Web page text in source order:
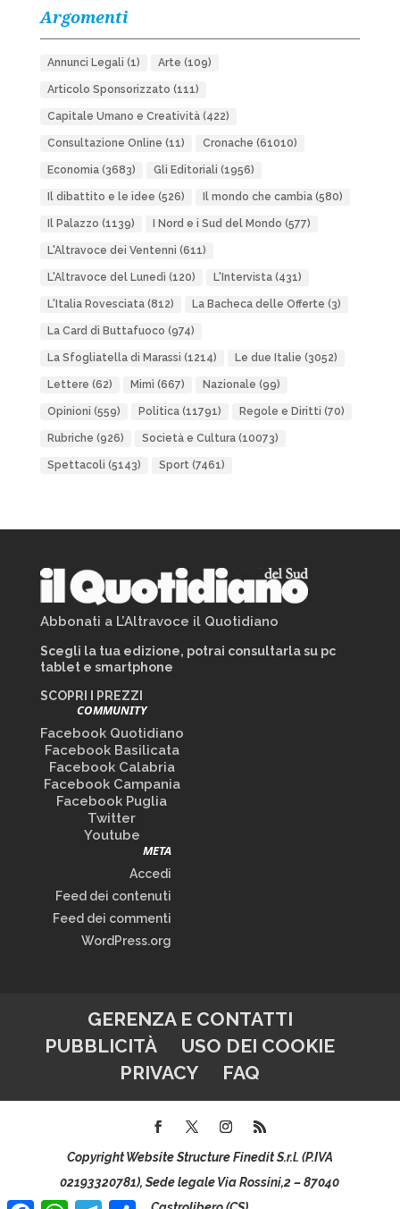
Argomenti
Annunci Legali (1) Arte (109)
Articolo Sponsorizzato (111)
Capitale Umano e Creatività(422)
Consultazione Online (11) Cronache (61010)
Economia(3683) Gli Editoriali (1956)
Il dibattito e le idee (526) Il mondo che cambia(580)
Il Palazzo (1139) I Nord e i Sud del Mondo (577)
L'Altravoce dei Ventenni (611)
L'Altravoce del Lunedì (120) L'Intervista(431)
L'Italia Rovesciata(812) La Bacheca delle Offerte (3)
La Card di Buttafuoco (974)
La Sfogliatella di Marassi (1214) Le due Italie (3052)
Lettere (62) Mimì (667) Nazionale (99)
Opinioni (559) Politica(11791) Regole e Diritti (70)
Rubriche (926) Società e Cultura(10073)
Spettacoli (5143) Sport(7461)
Abbonati a L’Altravoce il Quotidiano
Scegli la tua edizione, potrai consultarla su pc
tablet e smartphone
SCOPRI I PREZZI
COMMUNITY
Facebook Quotidiano
Facebook Basilicata
Facebook Calabria
Facebook Campania
Facebook Puglia
Twitter
Youtube
META
Accedi
Feed dei contenuti
Feed dei commenti
WordPress.org
GERENZA E CONTATTI
PUBBLICITÀ
USO DEI COOKIE
PRIVACY
FAQ
Copyright Website Structure Finedit S.r.l. (P.IVA
02193320781), Sede legale Via Rossini,2 – 87040